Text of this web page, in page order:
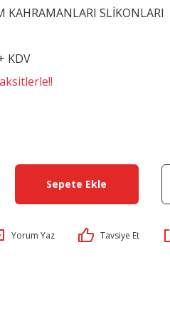
KAHRAMANLARI SLİKONLARI
KDV
Sepete Ekle
Yorum Yaz Tavsiye Et